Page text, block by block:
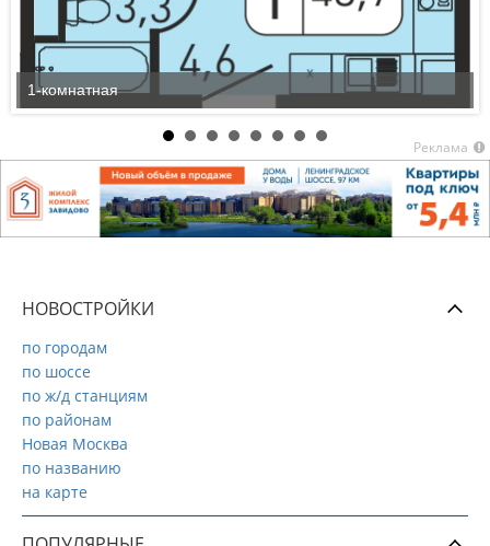
1-комнатная
Реклама
НОВОСТРОЙКИ
по городам
по шоссе
по ж/д станциям
по районам
Новая Москва
по названию
на карте